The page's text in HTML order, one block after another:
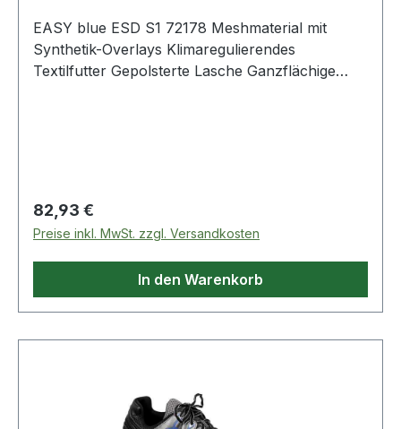
EASY blue ESD S1 72178 Meshmaterial mit
Synthetik-Overlays Klimaregulierendes
Textilfutter Gepolsterte Lasche Ganzflächige
Regulärer Preis:
82,93 €
Preise inkl. MwSt. zzgl. Versandkosten
In den Warenkorb